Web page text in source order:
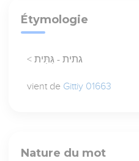
Étymologie
< גתית - גִּתִּית
vient de Gittiy 01663
Nature du mot